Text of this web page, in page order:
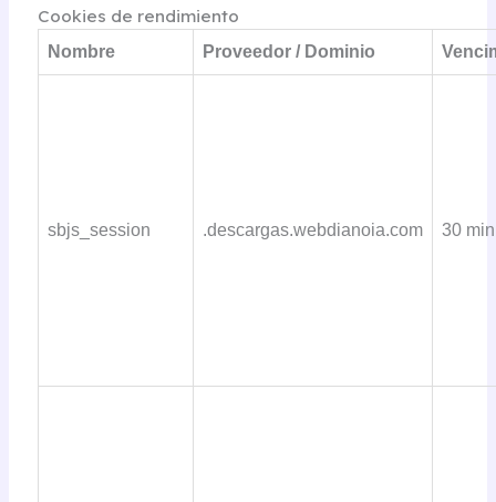
Cookies de rendimiento
Nombre Proveedor / Dominio
sbjs_session .descargas.webdianoia.com 30